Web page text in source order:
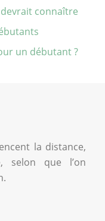
connaître
un débutant ?
la distance,
selon que l’on